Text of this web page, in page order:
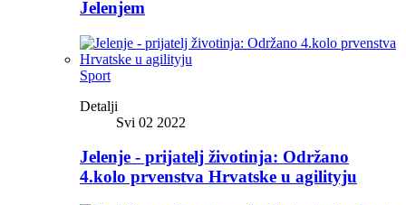
Jelenjem
Sport
Detalji
Svi 02 2022
Jelenje - prijatelj životinja: Održano
4.kolo prvenstva Hrvatske u agilityju